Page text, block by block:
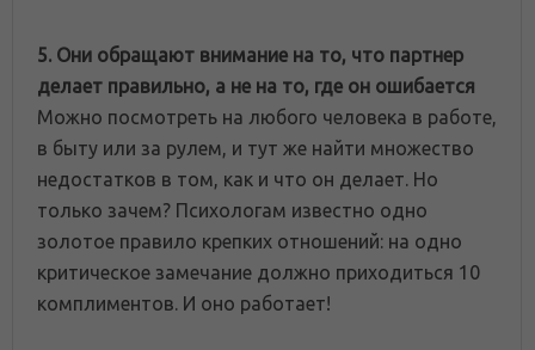
5. Они обращают внимание на то, что партнер
делает правильно, а не на то, где он ошибается
Можно посмотреть на любого человека в работе,
в быту или за рулем, и тут же найти множество
недостатков в том, как и что он делает. Но
только зачем? Психологам известно одно
золотое правило крепких отношений: на одно
критическое замечание должно приходиться 10
комплиментов. И оно работает!